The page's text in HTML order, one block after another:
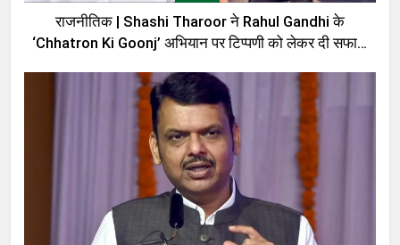
राजनीतिक | Shashi Tharoor ने Rahul Gandhi के
‘Chhatron Ki Goonj’ अभियान पर टिप्पणी को लेकर दी सफाई,